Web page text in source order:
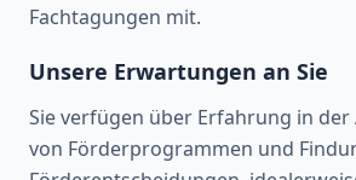
Fachtagungen mit.
Unsere Erwartungen an Sie
Sie verfügen über Erfahrung in
von Förderprogrammen und